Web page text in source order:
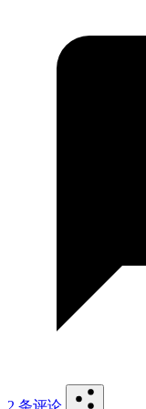
2 条评论